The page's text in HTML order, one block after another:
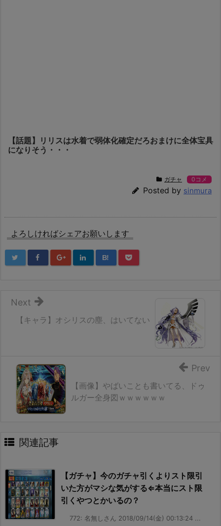
【話題】リリスは水着で弱体化確定だろおまけに全体宝具
になりそう・・・
ガチャ 0コメ
Posted by sinmura
よろしければシェアお願いします
B!
【キャラ】オシリスの塵、はいてない
Next
【画像】やばいことも書いてる、ドゥ
ルガー全身図ｗｗｗｗｗｗ
Prev
関連記事
【ガチャ】今のガチャ引くよりスト限引
いた方がマシな気がする⇐本当にスト限
引くやつとかいるの？
772: 名無しさん 2018/09/14(金) 00:13:24 ...